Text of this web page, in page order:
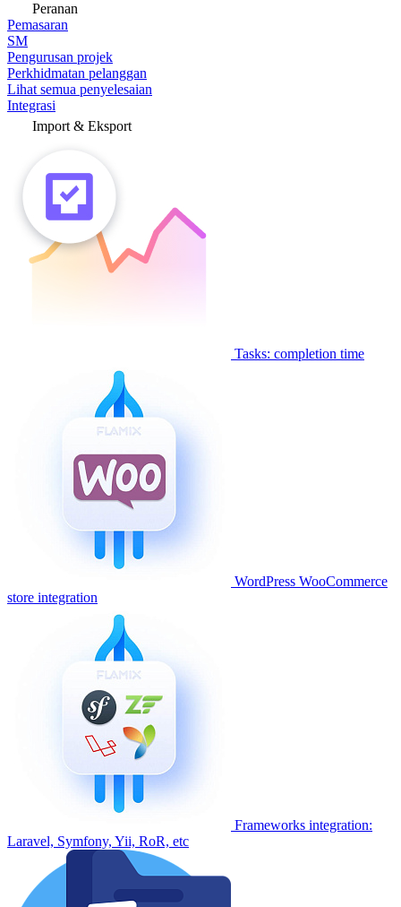
Peranan
Pemasaran
SM
Pengurusan projek
Perkhidmatan pelanggan
Lihat semua penyelesaian
Integrasi
Import & Eksport
Tasks: completion time
WordPress WooCommerce
store integration
Frameworks integration:
Laravel, Symfony, Yii, RoR, etc